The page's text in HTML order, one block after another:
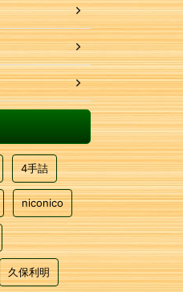
4手詰
niconico
久保利明